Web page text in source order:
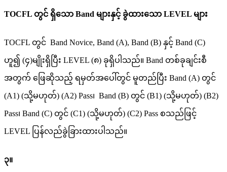
TOCFL တွင် ရှိသော Band များနှင့် ခွဲထားသော LEVEL များ
TOCFL တွင် Band Novice, Band (A), Band (B) နှင့် Band (C)
ဟူ၍ (၄)မျိုးရှိပြီး LEVEL (၈) ခုရှိပါသည်။ Band တစ်ခုချင်းစီ
အတွက် ဖြေဆိုသည့် ရမှတ်အပေါ်တွင် မူတည်ပြီး Band (A) တွင်
(A1) (သို့မဟုတ်) (A2) Pass၊ Band (B) တွင် (B1) (သို့မဟုတ်) (B2)
Pass၊ Band (C) တွင် (C1) (သို့မဟုတ်) (C2) Pass စသည်ဖြင့်
LEVEL ပြန်လည်ခွဲခြားထားပါသည်။
၃။